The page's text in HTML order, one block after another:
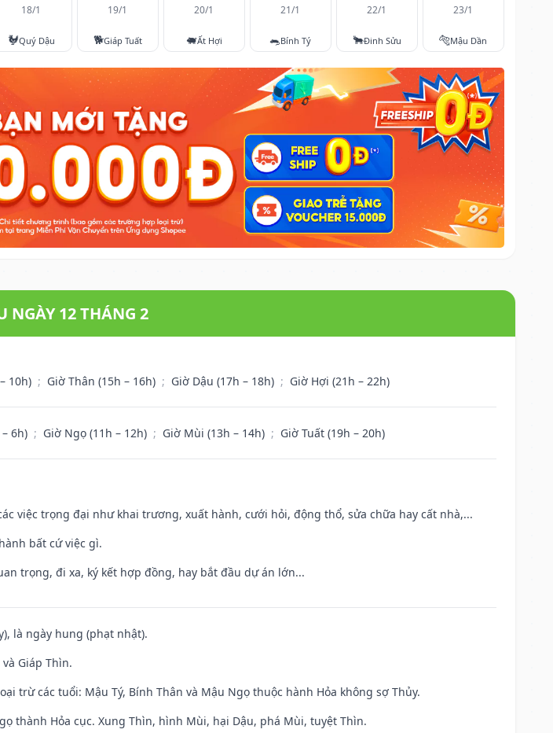
18/1
🐓Quý Dậu
19/1
🐕Giáp Tuất
20/1
🐖Ất Hợi
21/1
🐀Bính Tý
22/1
🐂Đinh Sửu
23/1
🐅Mậu Dần
NGÀY 12 THÁNG 2
10h) ; Giờ Thân (15h – 16h) ; Giờ Dậu (17h – 18h) ; Giờ Hợi (21h – 22h)
6h) ; Giờ Ngọ (11h – 12h) ; Giờ Mùi (13h – 14h) ; Giờ Tuất (19h – 20h)
việc trọng đại như khai trương, xuất hành, cưới hỏi, động thổ, sửa chữa hay cất nhà,...
bất cứ việc gì.
trọng, đi xa, ký kết hợp đồng, hay bắt đầu dự án lớn...
là ngày hung (phạt nhật).
Giáp Thìn.
trừ các tuổi: Mậu Tý, Bính Thân và Mậu Ngọ thuộc hành Hỏa không sợ Thủy.
thành Hỏa cục. Xung Thìn, hình Mùi, hại Dậu, phá Mùi, tuyệt Thìn.